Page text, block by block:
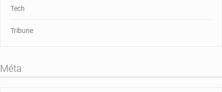
Tech
Tribune
Méta